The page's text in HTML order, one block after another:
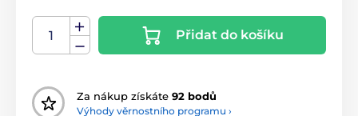
Přidat do košíku
Za nákup získáte 92 bodů
Výhody věrnostního programu ›